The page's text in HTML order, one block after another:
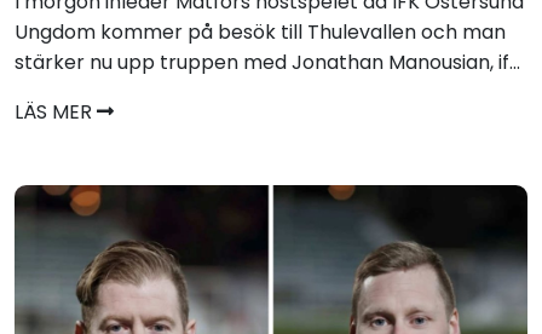
Ungdom kommer på besök till Thulevallen och man
stärker nu upp truppen med Jonathan Manousian, if...
LÄS MER